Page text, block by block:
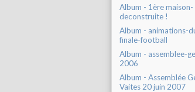
Album - 1ère maison-
deconstruite !
Album - animations-
finale-football
Album - assemblee-
2006
Album - Assemblée
Vaites 20 juin 2007